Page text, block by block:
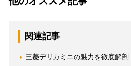
関連記事
三菱デリカミニの魅力を徹底解剖